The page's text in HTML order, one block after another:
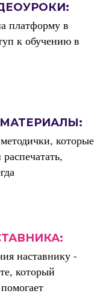
платформу в
к обучению в
которые
наставнику -
который